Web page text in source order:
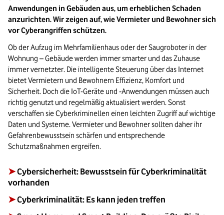
Anwendungen in Gebäuden aus, um erheblichen Schaden
anzurichten. Wir zeigen auf, wie Vermieter und Bewohner sich
vor Cyberangriffen schützen.
Ob der Aufzug im Mehrfamilienhaus oder der Saugroboter in der
Wohnung – Gebäude werden immer smarter und das Zuhause
immer vernetzter. Die intelligente Steuerung über das Internet
bietet Vermietern und Bewohnern Effizienz, Komfort und
Sicherheit. Doch die IoT-Geräte und ‑Anwendungen müssen auch
richtig genutzt und regelmäßig aktualisiert werden. Sonst
verschaffen sie Cyberkriminellen einen leichten Zugriff auf wichtige
Daten und Systeme. Vermieter und Bewohner sollten daher ihr
Gefahrenbewusstsein schärfen und entsprechende
Schutzmaßnahmen ergreifen.
➤Cybersicherheit: Bewusstsein für Cyberkriminalität
vorhanden
➤Cyberkriminalität: Es kann jeden treffen